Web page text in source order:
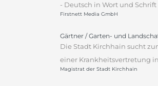
- Deutsch in Wort und
Firstnett Media GmbH
Gärtner / Garten- und
Die Stadt Kirchhain sucht
einer Krankheitsvertretung
Magistrat der Stadt Kirchhain